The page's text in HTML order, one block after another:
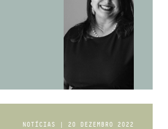
NOTÍCIAS | 20 DEZEMBRO 2022